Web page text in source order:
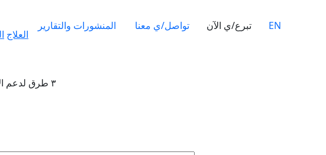
العلاج
المنشورات والتقارير تواصل/ي معنا تبرع/ي الآن EN
٣ طرق لدعم الأفراد في مسيرتهم/ن لتحسين حياتهم/ن وصحتهم/ن